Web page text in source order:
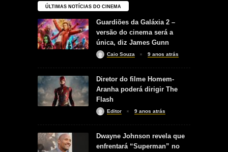
ÚLTIMAS NOTÍCIAS DO CINEMA
Guardiões da Galáxia 2 –
versão do cinema será a
única, diz James Gunn
Caio Souza 9 anos atrás
Diretor do filme Homem-
Aranha poderá dirigir The
Flash
Editor 9 anos atrás
Dwayne Johnson revela que
enfrentará “Superman” no